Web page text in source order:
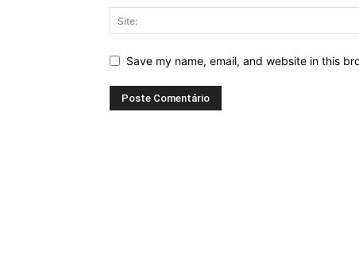
Save my name, email, and website in this